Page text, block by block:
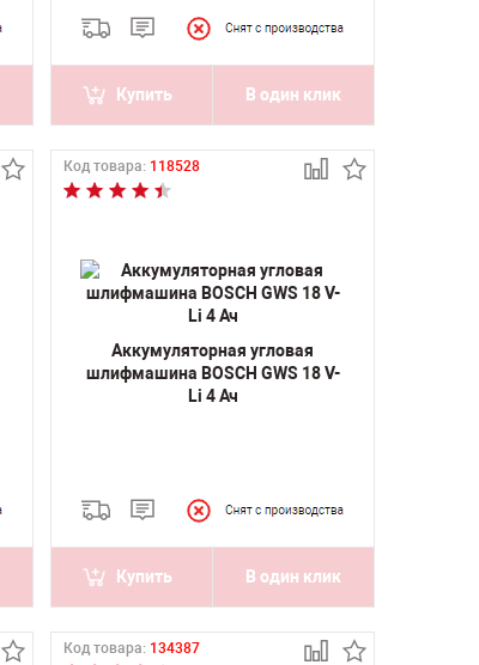
Купить В один клик
Код товара: 118528
Аккумуляторная угловая
шлифмашина BOSCH GWS 18 V-
Li 4 Ач
Купить В один клик
Код товара: 134387